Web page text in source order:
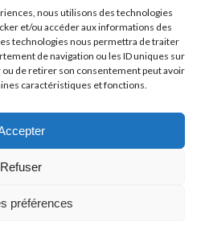
nous utilisons des technologies
et/ou accéder aux informations des
technologies nous permettra de traiter
de navigation ou les ID uniques sur
ou de retirer son consentement peut avoir
caractéristiques et fonctions.
Refuser
préférences